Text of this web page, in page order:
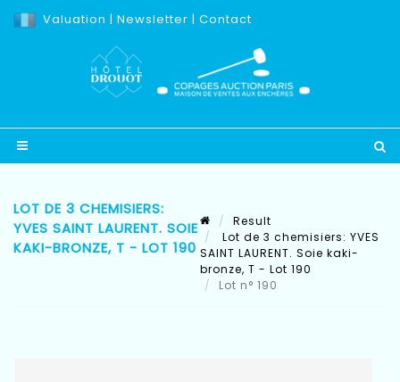
Valuation | Newsletter | Contact
LOT DE 3 CHEMISIERS:
YVES SAINT LAURENT. SOIE
KAKI-BRONZE, T - LOT 190
Result
Lot de 3 chemisiers: YVES
SAINT LAURENT. Soie kaki-
bronze, T - Lot 190
Lot n° 190